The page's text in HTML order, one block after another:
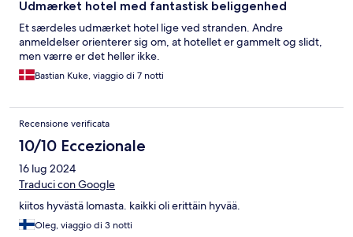
Udmærket hotel med fantastisk beliggenhed
Et særdeles udmærket hotel lige ved stranden. Andre
anmeldelser orienterer sig om, at hotellet er gammelt og slidt,
men værre er det heller ikke.
Bastian Kuke, viaggio di 7 notti
Recensione verificata
10/10 Eccezionale
16 lug 2024
Traduci con Google
kiitos hyvästä lomasta. kaikki oli erittäin hyvää.
Oleg, viaggio di 3 notti